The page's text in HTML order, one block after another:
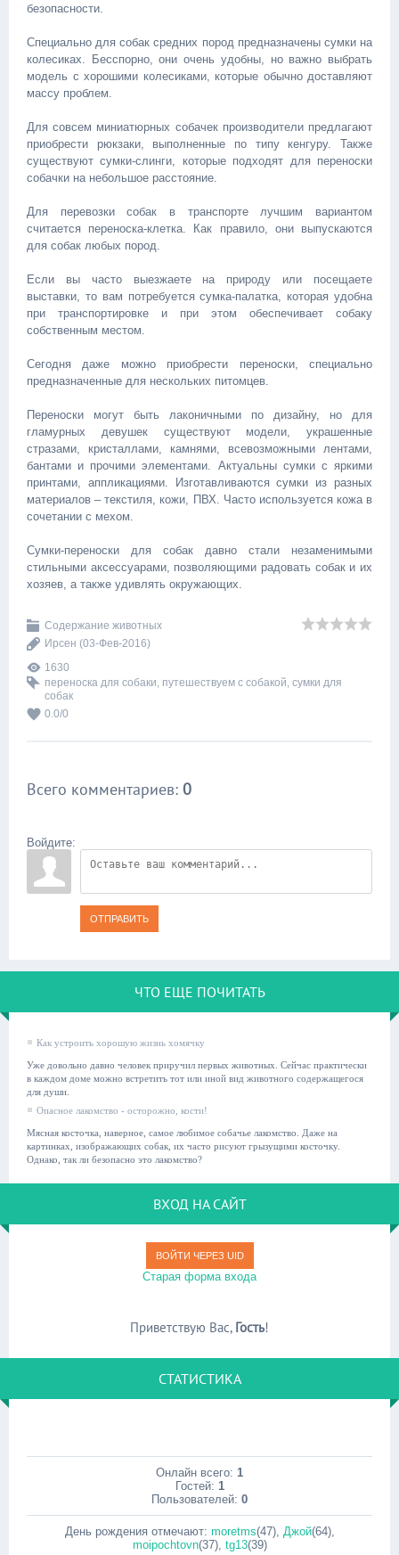
безопасности.
Специально для собак средних пород предназначены сумки на
колесиках. Бесспорно, они очень удобны, но важно выбрать
модель с хорошими колесиками, которые обычно доставляют
массу проблем.
Для совсем миниатюрных собачек производители предлагают
приобрести рюкзаки, выполненные по типу кенгуру. Также
существуют сумки-слинги, которые подходят для переноски
собачки на небольшое расстояние.
Для перевозки собак в транспорте лучшим вариантом
считается переноска-клетка. Как правило, они выпускаются
для собак любых пород.
Если вы часто выезжаете на природу или посещаете
выставки, то вам потребуется сумка-палатка, которая удобна
при транспортировке и при этом обеспечивает собаку
собственным местом.
Сегодня даже можно приобрести переноски, специально
предназначенные для нескольких питомцев.
Переноски могут быть лаконичными по дизайну, но для
гламурных девушек существуют модели, украшенные
стразами, кристаллами, камнями, всевозможными лентами,
бантами и прочими элементами. Актуальны сумки с яркими
принтами, аппликациями. Изготавливаются сумки из разных
материалов – текстиля, кожи, ПВХ. Часто используется кожа в
сочетании с мехом.
Сумки-переноски для собак давно стали незаменимыми
стильными аксессуарами, позволяющими радовать собак и их
хозяев, а также удивлять окружающих.
Содержание животных
Ирсен (03-Фев-2016)
1630
переноска для собаки, путешествуем с собакой, сумки для
собак
0.0/0
Всего комментариев: 0
Войдите:
ОТПРАВИТЬ
ЧТО ЕЩЕ ПОЧИТАТЬ
Как устроить хорошую жизнь хомячку
Уже довольно давно человек приручил первых животных. Сейчас практически
в каждом доме можно встретить тот или иной вид животного содержащегося
для души.
Опасное лакомство - осторожно, кости!
Мясная косточка, наверное, самое любимое собачье лакомство. Даже на
картинках, изображающих собак, их часто рисуют грызущими косточку.
Однако, так ли безопасно это лакомство?
ВХОД НА САЙТ
ВОЙТИ ЧЕРЕЗ UID
Старая форма входа
Приветствую Вас, Гость!
СТАТИСТИКА
Онлайн всего: 1
Гостей: 1
Пользователей: 0
День рождения отмечают: moretms(47), Джой(64),
moipochtovn(37), tg13(39)